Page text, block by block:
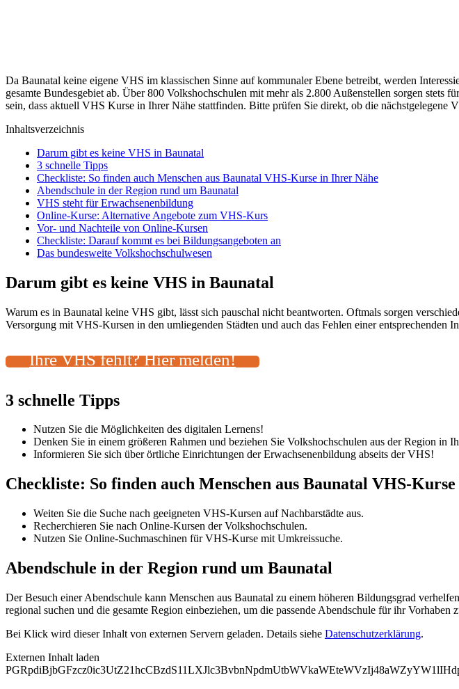
Da Baunatal keine eigene VHS im klassischen Sinne auf kommunaler Ebene betreibt, werden
gesamte Bundesgebiet ab. Über 800 Volkshochschulen mit mehr als 2.800 Außenstellen sorgen
sein, dass aktuell VHS Kurse in Ihrer Nähe stattfinden. Bitte prüfen Sie direkt, ob die
Inhaltsverzeichnis
Darum gibt es keine VHS in Baunatal
3 schnelle Tipps
Checkliste: So finden auch Menschen aus Baunatal VHS-Kurse in Ihrer Nähe
Abendschule in der Region rund um Baunatal
VHS steht für Erwachsenenbildung
Online-Kurse: Alternative Angebote zum VHS-Kurs
Vor- und Nachteile von Online-Kursen
Checkliste: Darauf kommt es bei Bildungsangeboten an
Das bundesweite Volkshochschulwesen
Darum gibt es keine VHS in Baunatal
Warum es in Baunatal keine VHS gibt, lässt sich pauschal nicht beantworten. Oftmals sorgen
Versorgung mit VHS-Kursen in den umliegenden Städten und auch das Fehlen einer entsprechenden
Ihre VHS fehlt? Hier melden!
3 schnelle Tipps
Nutzen Sie die Möglichkeiten des digitalen Lernens!
Denken Sie in einem größeren Rahmen und beziehen Sie Volkshochschulen aus der Region in
Informieren Sie sich über örtliche Einrichtungen der Erwachsenenbildung abseits der VHS!
Checkliste: So finden auch Menschen aus Baunatal VHS-
Weiten Sie die Suche nach geeigneten VHS-Kursen auf Nachbarstädte aus.
Recherchieren Sie nach Online-Kursen der Volkshochschulen.
Nutzen Sie Online-Suchmaschinen für VHS-Kurse mit Umkreissuche.
Abendschule in der Region rund um Baunatal
Der Besuch einer Abendschule kann Menschen aus Baunatal zu einem höheren Bildungsgrad
regional suchen und die gesamte Region einbeziehen, um die passende Abendschule für ihr Vorhaben
Bei Klick wird dieser Inhalt von externen Servern geladen. Details siehe Datenschutzerklärung.
Externen Inhalt laden